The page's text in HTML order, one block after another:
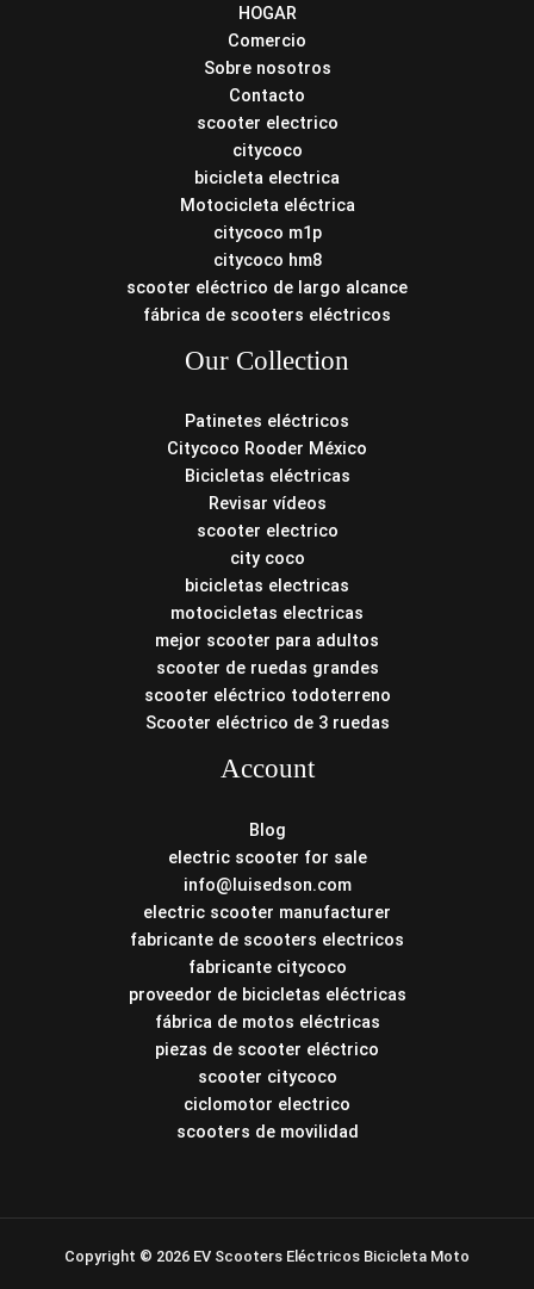
HOGAR
Comercio
Sobre nosotros
Contacto
scooter electrico
citycoco
bicicleta electrica
Motocicleta eléctrica
citycoco m1p
citycoco hm8
scooter eléctrico de largo alcance
fábrica de scooters eléctricos
Our Collection
Patinetes eléctricos
Citycoco Rooder México
Bicicletas eléctricas
Revisar vídeos
scooter electrico
city coco
bicicletas electricas
motocicletas electricas
mejor scooter para adultos
scooter de ruedas grandes
scooter eléctrico todoterreno
Scooter eléctrico de 3 ruedas
Account
Blog
electric scooter for sale
info@luisedson.com
electric scooter manufacturer
fabricante de scooters electricos
fabricante citycoco
proveedor de bicicletas eléctricas
fábrica de motos eléctricas
piezas de scooter eléctrico
scooter citycoco
ciclomotor electrico
scooters de movilidad
Copyright © 2026 EV Scooters Eléctricos Bicicleta Moto